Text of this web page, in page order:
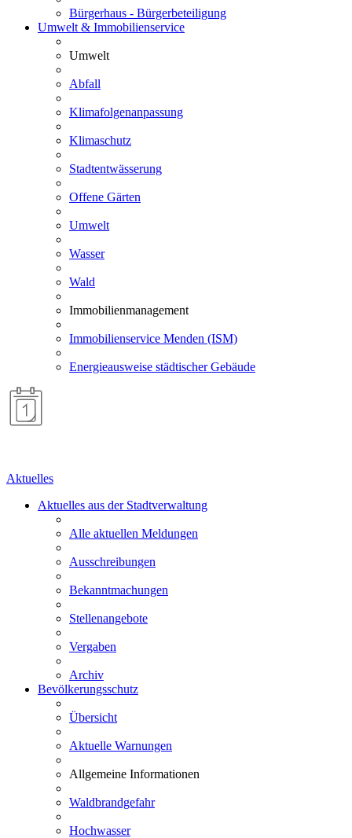
Bürgerhaus - Bürgerbeteiligung
Umwelt & Immobilienservice
Umwelt
Abfall
Klimafolgenanpassung
Klimaschutz
Stadtentwässerung
Offene Gärten
Umwelt
Wasser
Wald
Immobilienmanagement
Immobilienservice Menden (ISM)
Energieausweise städtischer Gebäude
Aktuelles
Aktuelles aus der Stadtverwaltung
Alle aktuellen Meldungen
Ausschreibungen
Bekanntmachungen
Stellenangebote
Vergaben
Archiv
Bevölkerungsschutz
Übersicht
Aktuelle Warnungen
Allgemeine Informationen
Waldbrandgefahr
Hochwasser